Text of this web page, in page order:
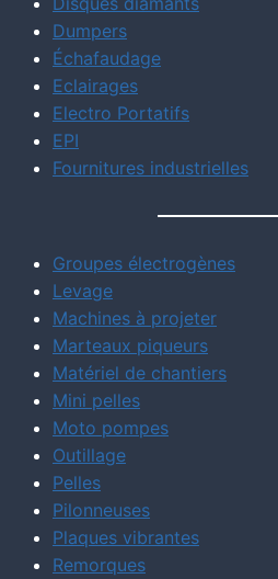
Dumpers
Échafaudage
Eclairages
Electro Portatifs
EPI
Fournitures industrielles
Groupes électrogènes
Levage
Machines à projeter
Marteaux piqueurs
Matériel de chantiers
Mini pelles
Moto pompes
Outillage
Pelles
Pilonneuses
Plaques vibrantes
Remorques